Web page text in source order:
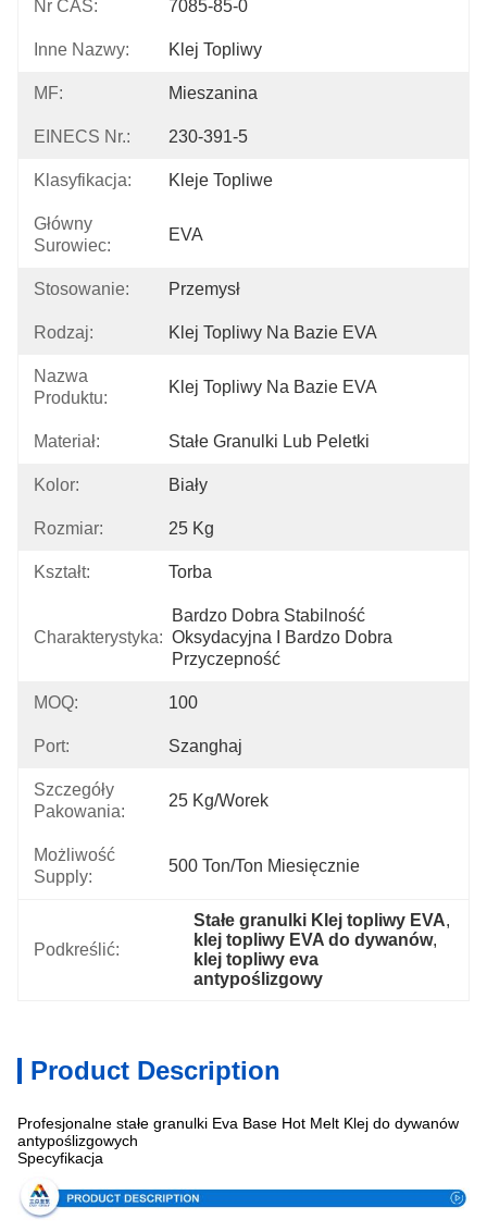
Nr CAS: 7085-85-0
Inne Nazwy: Klej Topliwy
MF: Mieszanina
EINECS Nr.: 230-391-5
Klasyfikacja: Kleje Topliwe
Główny
Surowiec:
EVA
Stosowanie: Przemysł
Rodzaj: Klej Topliwy Na Bazie EVA
Nazwa
Produktu:
Klej Topliwy Na Bazie EVA
Materiał: Stałe Granulki Lub Peletki
Kolor: Biały
Rozmiar: 25 Kg
Kształt: Torba
Charakterystyka:
Bardzo Dobra Stabilność
Oksydacyjna I Bardzo Dobra
Przyczepność
MOQ: 100
Port: Szanghaj
Szczegóły
Pakowania:
25 Kg/worek
Możliwość
Supply:
500 Ton/ton Miesięcznie
Podkreślić:
Stałe granulki Klej topliwy EVA
klej topliwy EVA do dywanów,
klej topliwy eva
antypoślizgowy
Product Description
Profesjonalne stałe granulki Eva Base Hot Melt Klej do dywanów
antypoślizgowych
Specyfikacja